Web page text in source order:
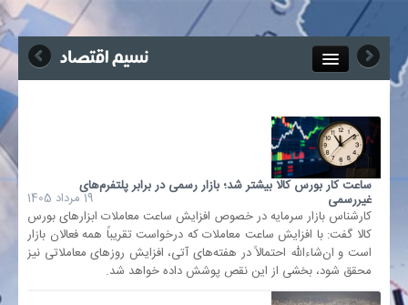
جذب خبرنگار
آگهی استخدام
پیوند‌ها
ساعت کار بورس کالا بیشتر شد؛ بازار رسمی در برابر پلتفرم‌های
غیررسمی
19 مرداد 1405
کارشناس بازار سرمایه در خصوص افزایش ساعت معاملات ابزارهای بورس
کالا گفت: با افزایش ساعت معاملات که درخواست تقریباً همه فعالان بازار
است و ان‌شاءالله احتمالاً در هفته‌های آتی، افزایش روز‌های معاملاتی نیز
محقق شود، بخشی از این نقص پوشش داده خواهد شد.